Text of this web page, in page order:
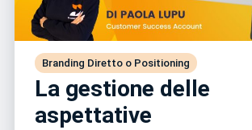
Branding Diretto o Positioning
La gestione delle
aspettative